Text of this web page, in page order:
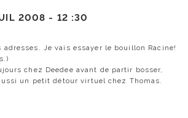
2008 - 12 :30
adresses. Je vais essayer le bouillon Racine!
chez Deedee avant de partir bosser,
un petit détour virtuel chez Thomas.